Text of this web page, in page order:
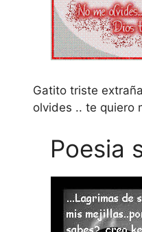
Gatito triste
olvides .. te quiero
Poesia